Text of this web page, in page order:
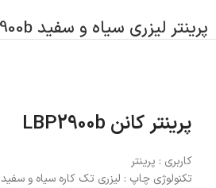
پرینتر لیزری سیاه و سفید CANON LBP2900b
پرینتر کانن LBP2900b
کاربری : پرینتر
تکنولوژی چاپ : لیزری تک کاره سیاه و سفید